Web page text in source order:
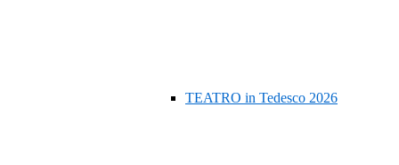
TEATRO in Tedesco 2026